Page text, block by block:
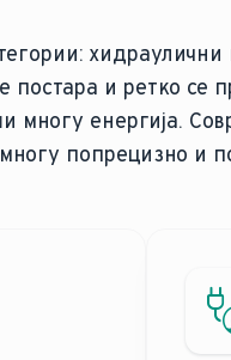
постара и ретко се
многу енергија.
попрецизно и